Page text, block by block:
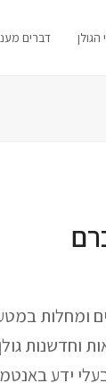
הגולן דברים
ומחלות
וחדשנות
ידע